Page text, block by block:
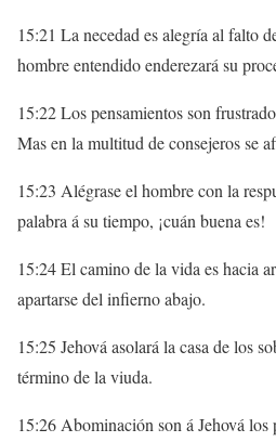
15:21 La necedad es alegría al falto
hombre entendido enderezará su
15:22 Los pensamientos son
Mas en la multitud de consejeros se
15:23 Alégrase el hombre con la
palabra á su tiempo, ¡cuán buena es!
15:24 El camino de la vida es hacia
apartarse del infierno abajo.
15:25 Jehová asolará la casa de los
término de la viuda.
15:26 Abominación son á Jehová